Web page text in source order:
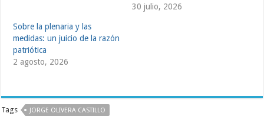
30 julio, 2026
Sobre la plenaria y las
medidas: un juicio de la razón
patriótica
2 agosto, 2026
Tags JORGE OLIVERA CASTILLO